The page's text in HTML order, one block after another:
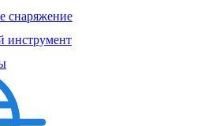
снаряжение
инструмент